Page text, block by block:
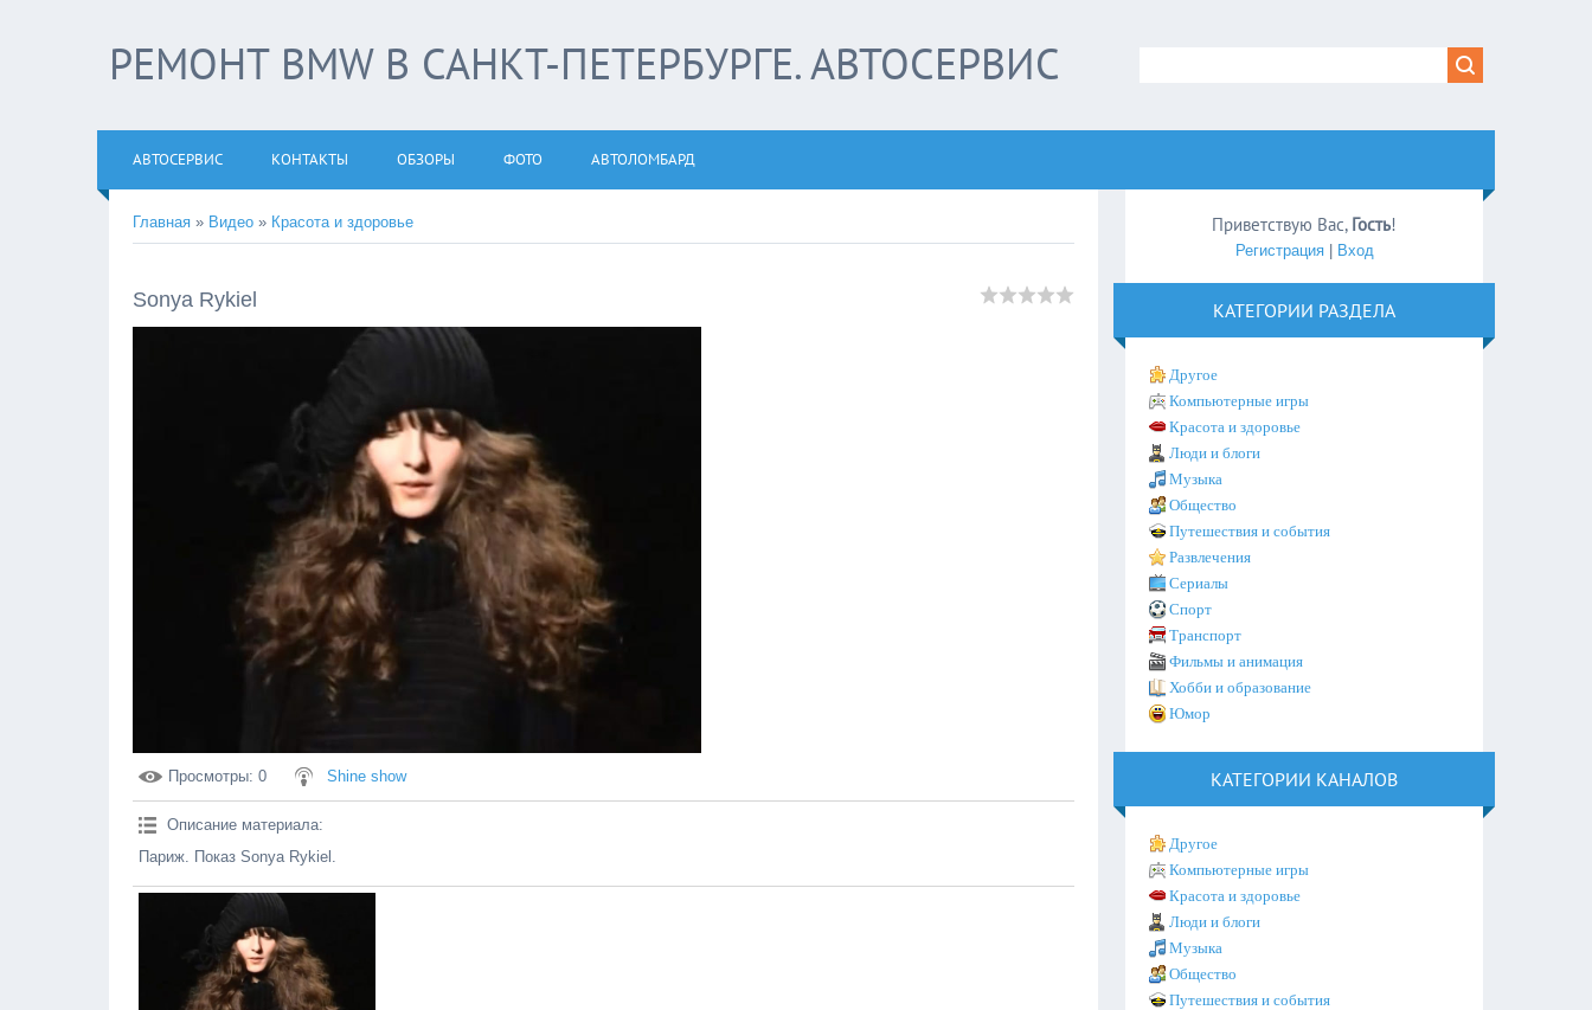
РЕМОНТ BMW В САНКТ-ПЕТЕРБУРГЕ. АВТОСЕРВИС
АВТОСЕРВИС КОНТАКТЫ ОБЗОРЫ ФОТО АВТОЛОМБАРД
Главная » Видео » Красота и здоровье
Sonya Rykiel
Просмотры: 0 Shine show
Описание материала:
Париж. Показ Sonya Rykiel.
Приветствую Вас, Гость!
Регистрация| Вход
КАТЕГОРИИ РАЗДЕЛА
Другое
Компьютерные игры
Красота и здоровье
Люди и блоги
Музыка
Общество
Путешествия и события
Развлечения
Сериалы
Спорт
Транспорт
Фильмы и анимация
Хобби и образование
Юмор
КАТЕГОРИИ КАНАЛОВ
Другое
Компьютерные игры
Красота и здоровье
Люди и блоги
Музыка
Общество
Путешествия и события